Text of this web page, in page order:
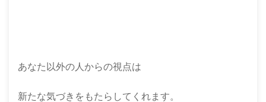
あなた以外の人からの視点は
新たな気づきをもたらしてくれます。